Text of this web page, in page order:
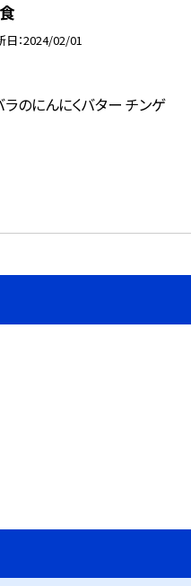
日 2024/02/01
のにんにくバター チンゲ